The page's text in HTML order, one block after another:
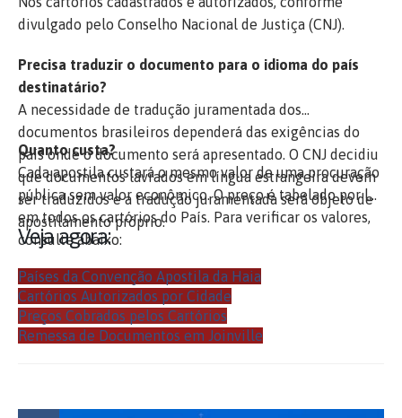
divulgado pelo Conselho Nacional de Justiça (CNJ).
Precisa traduzir o documento para o idioma do país
destinatário?
A necessidade de tradução juramentada dos
documentos brasileiros dependerá das exigências do
país onde o documento será apresentado. O CNJ decidiu
que documentos lavrados em língua estrangeira devem
ser traduzidos e a tradução juramentada será objeto de
apostilamento próprio.
Quanto custa?
Cada apostila custará o mesmo valor de uma procuração
pública sem valor econômico. O preço é tabelado por lei
em todos os cartórios do País. Para verificar os valores,
consulte abaixo:
Veja agora:
Países da Convenção Apostila da Haia
Cartórios Autorizados por Cidade
Preços Cobrados pelos Cartórios
Remessa de Documentos em Joinville